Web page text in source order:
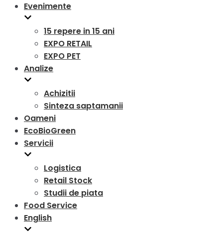
Evenimente
15 repere in 15 ani
EXPO RETAIL
EXPO PET
Analize
Achizitii
Sinteza saptamanii
Oameni
EcoBioGreen
Servicii
Logistica
Retail Stock
Studii de piata
Food Service
English